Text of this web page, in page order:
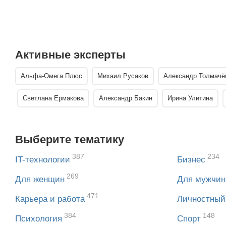
Активные эксперты
Альфа-Омега Плюс Михаил Русаков Александр
Светлана Ермакова Александр Бакин Ирина Улитина
Выберите тематику
IT-технологии 387 Бизнес 234
Для женщин 269 Для мужчин
Карьера и работа 471
Психология 384 Спорт 148